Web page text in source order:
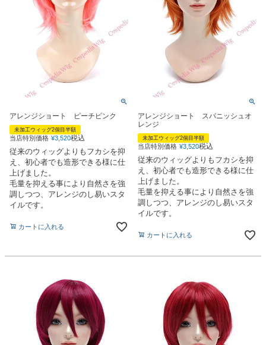
アレンジショート ピーチピンク
未加工ウィッグ2個目半額
当店特別価格 ¥3,520税込
従来のウィッグよりもフカシを抑
え、初心者でも造形できる様に仕
上げました。
毛量を抑える事により自然さを強
調しつつ、アレンジのし易いスタ
イルです。
カートに入れる
アレンジショート スパニッシュオ
レンジ
未加工ウィッグ2個目半額
当店特別価格 ¥3,520税込
従来のウィッグよりもフカシを抑
え、初心者でも造形できる様に仕
上げました。
毛量を抑える事により自然さを強
調しつつ、アレンジのし易いスタ
イルです。
カートに入れる